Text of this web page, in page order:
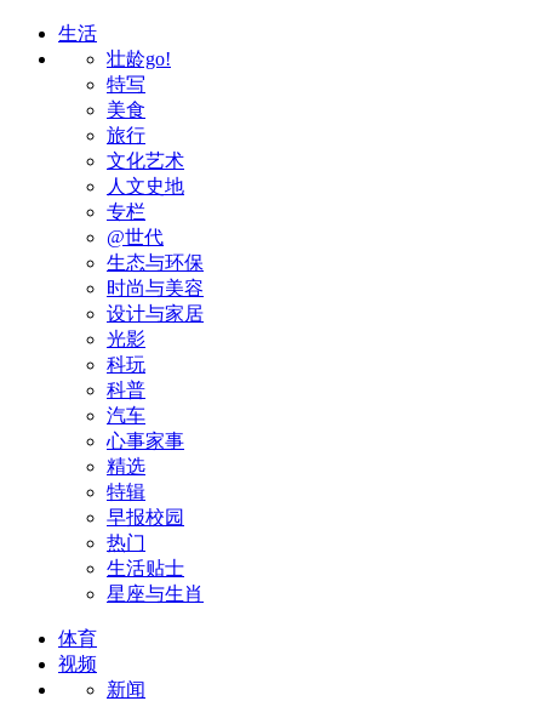
生活
壮龄go!
特写
美食
旅行
文化艺术
人文史地
专栏
@世代
生态与环保
时尚与美容
设计与家居
光影
科玩
科普
汽车
心事家事
精选
特辑
早报校园
热门
生活贴士
星座与生肖
体育
视频
新闻